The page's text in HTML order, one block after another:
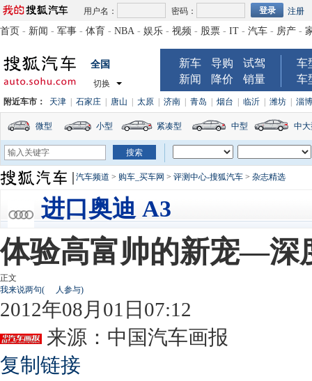
用户名： 密码： 注册
首页 - 新闻 - 军事 - 体育 - NBA - 娱乐 - 视频 - 股票 - IT - 汽车 - 房产 -
全国
切换
新车 导购
试驾
新闻
降价 销量
车
车
附近车市： 天津 石家庄 唐山 太原 济南 青岛 烟台 临沂 潍坊 淄博
微型 小型 紧凑型 中型 中
汽车频道 > 购车_买车网 > 评测中心-搜狐汽车 > 杂志精选
进口奥迪 A3
体验高富帅的新宠—深
正文
我来说两句( 人参与)
2012年08月01日07:12
来源： 中国汽车画报
复制链接